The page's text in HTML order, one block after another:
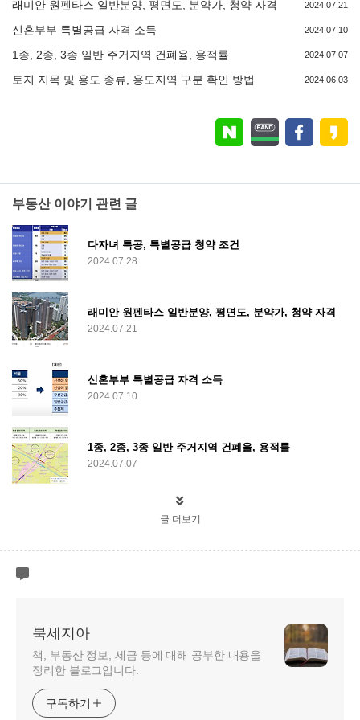
래미안 원펜타스 일반분양, 평면도, 분약가, 청약 자격 2024.07.21
신혼부부 특별공급 자격 소득 2024.07.10
1종, 2종, 3종 일반 주거지역 건폐율, 용적률 2024.07.07
토지 지목 및 용도 종류, 용도지역 구분 확인 방법 2024.06.03
부동산 이야기 관련 글
다자녀 특공, 특별공급 청약 조건
2024.07.28
래미안 원펜타스 일반분양, 평면도, 분약가, 청약 자격
2024.07.21
신혼부부 특별공급 자격 소득
2024.07.10
1종, 2종, 3종 일반 주거지역 건폐율, 용적률
2024.07.07
글 더보기
북세지아
책, 부동산 정보, 세금 등에 대해 공부한 내용을
정리한 블로그입니다.
구독하기